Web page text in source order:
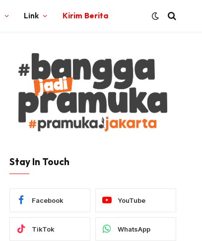
Link Kirim Berita
Stay In Touch
Facebook YouTube
TikTok WhatsApp